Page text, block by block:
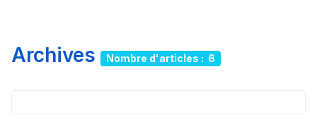
Archives Nombre d'articles : 6